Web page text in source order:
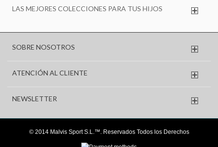
LAS MEJORES COLECCIONES PARA TUS HIJOS
SOBRE NOSOTROS
ATENCIÓN AL CLIENTE
NEWSLETTER
© 2014 Malvis Sport S.L.™. Reservados Todos los Derechos